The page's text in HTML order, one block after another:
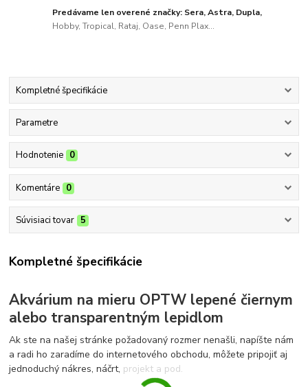
Predávame len overené značky: Sera, Astra, Dupla,
Hobby, Tropical, Rataj, Oase, Penn Plax...
Kompletné špecifikácie
Parametre
Hodnotenie 0
Komentáre 0
Súvisiaci tovar 5
Kompletné špecifikácie
Akvárium na mieru OPTW lepené čiernym
alebo transparentným lepidlom
Ak ste na našej stránke požadovaný rozmer nenašli, napíšte nám
a radi ho zaradíme do internetového obchodu, môžete pripojiť aj
jednoduchý nákres, náčrt, projekt a pod.